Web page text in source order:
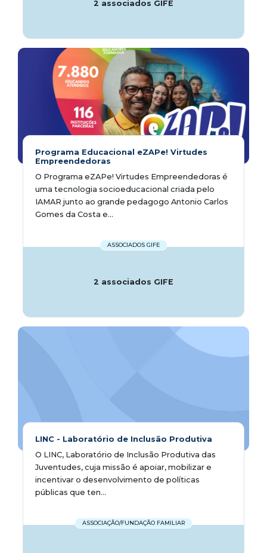
2 associados GIFE
Programa Educacional eZAPe! Virtudes
Empreendedoras
O Programa eZAPe! Virtudes Empreendedoras é
uma tecnologia socioeducacional criada pelo
IAMAR junto ao grande pedagogo Antonio Carlos
Gomes da Costa e...
ASSOCIADOS GIFE
2 associados GIFE
LINC - Laboratório de Inclusão Produtiva
O LINC, Laboratório de Inclusão Produtiva das
Juventudes, cuja missão é apoiar, mobilizar e
incentivar o desenvolvimento de políticas
públicas que ten...
ASSOCIAÇÃO/FUNDAÇÃO FAMILIAR